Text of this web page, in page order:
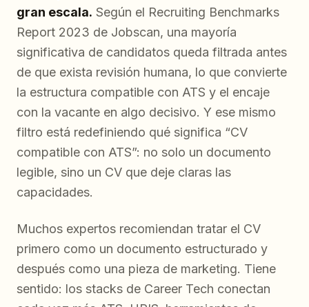
gran escala. Según el Recruiting Benchmarks
Report 2023 de Jobscan, una mayoría
significativa de candidatos queda filtrada antes
de que exista revisión humana, lo que convierte
la estructura compatible con ATS y el encaje
con la vacante en algo decisivo. Y ese mismo
filtro está redefiniendo qué significa “CV
compatible con ATS”: no solo un documento
legible, sino un CV que deje claras las
capacidades.
Muchos expertos recomiendan tratar el CV
primero como un documento estructurado y
después como una pieza de marketing. Tiene
sentido: los stacks de Career Tech conectan